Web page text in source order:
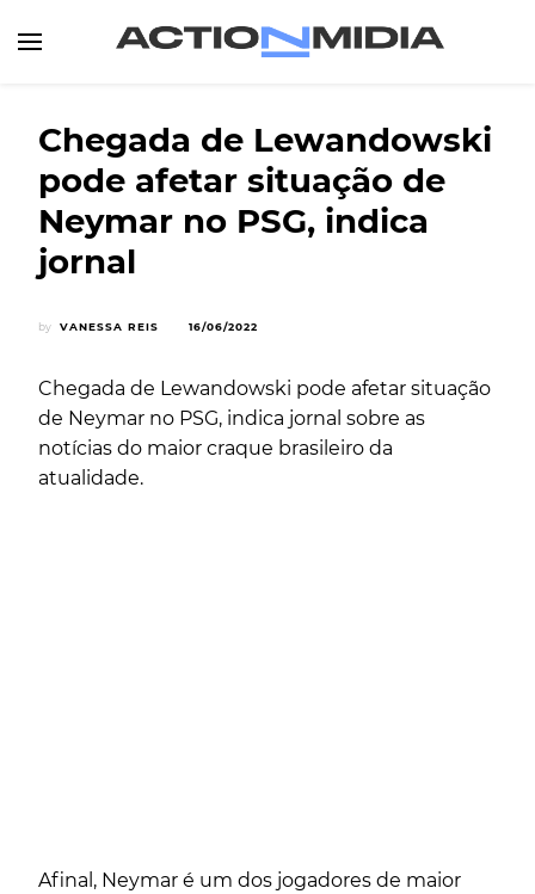
Chegada de Lewandowski
pode afetar situação de
Neymar no PSG, indica
jornal
by VANESSA REIS 16/06/2022
Chegada de Lewandowski pode afetar situação
de Neymar no PSG, indica jornal sobre as
notícias do maior craque brasileiro da
atualidade.
Afinal, Neymar é um dos jogadores de maior